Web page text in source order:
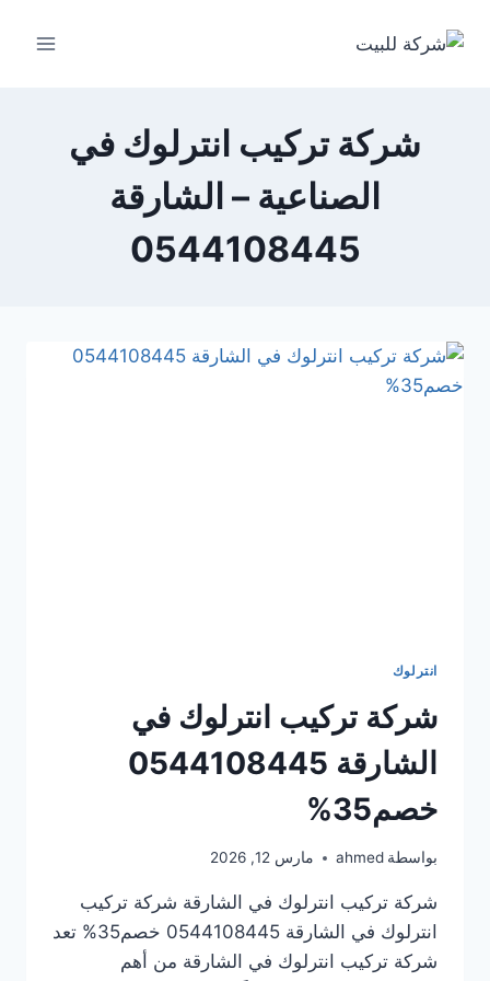
شركة تركيب انترلوك في
الصناعية – الشارقة
0544108445
انترلوك
شركة تركيب انترلوك في
الشارقة 0544108445
خصم35%
بواسطة ahmed مارس 12, 2026
شركة تركيب انترلوك في الشارقة شركة تركيب
انترلوك في الشارقة 0544108445 خصم35% تعد
شركة تركيب انترلوك في الشارقة من أهم